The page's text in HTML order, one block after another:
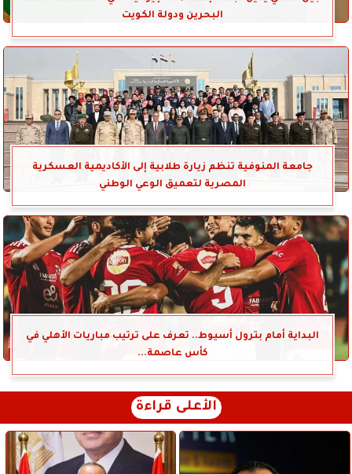
البحرين ودولة الكويت
جامعة المنوفية تنظم زيارة طلابية إلى الأكاديمية العسكرية
المصرية لتعميق الوعي الوطني
البداية أمام بترول أسيوط.. تعرف على ترتيب مباريات الأهلي في
كأس عاصمة...
الأعلى قراءة